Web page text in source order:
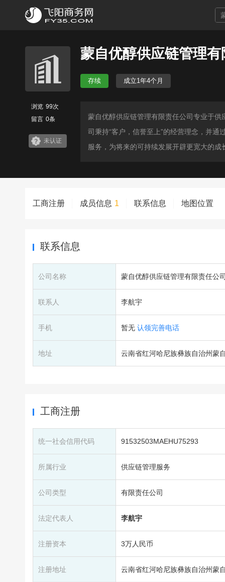
蒙自优醇供应链管理
存续 成立1年4个月
浏览 99次
留言 0条
未认证
蒙自优醇供应链管理有限责任公司专业于
司秉持“客户，信誉至上”的经营理念，并
服务，为将来的可持续发展开辟更宽大的成
工商注册 成员信息 1 联系信息 地图位置
联系信息
公司名称 蒙自优醇供应链管理有限责任公
联系人 李航宇
手机 暂无 认领完善电话
地址 云南省红河哈尼族彝族自治州蒙
工商注册
统一社会信用代码 91532503MAEHU75293
所属行业 供应链管理服务
公司类型 有限责任公司
法定代表人 李航宇
注册资本 3万人民币
注册地址 云南省红河哈尼族彝族自治州蒙